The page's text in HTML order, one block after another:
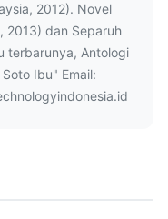
2012). Novel
2013) dan Separuh
terbarunya, Antologi
Ibu" Email: